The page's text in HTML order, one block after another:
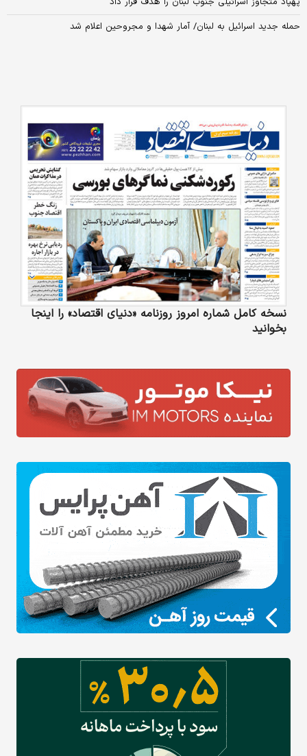
حمله جدید اسرائیل به لبنان/ آمار شهدا و مجروحین اعلام شد
نسخه کامل شماره امروز روزنامه «دنیای‌ اقتصاد» را اینجا
بخوانید